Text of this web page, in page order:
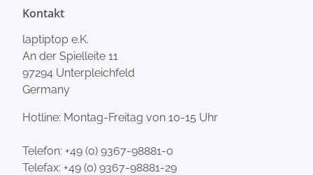
Kontakt
laptiptop e.K.
An der Spielleite 11
97294 Unterpleichfeld
Germany
Hotline: Montag-Freitag von 10-15 Uhr
Telefon: +49 (0) 9367-98881-0
Telefax: +49 (0) 9367-98881-29